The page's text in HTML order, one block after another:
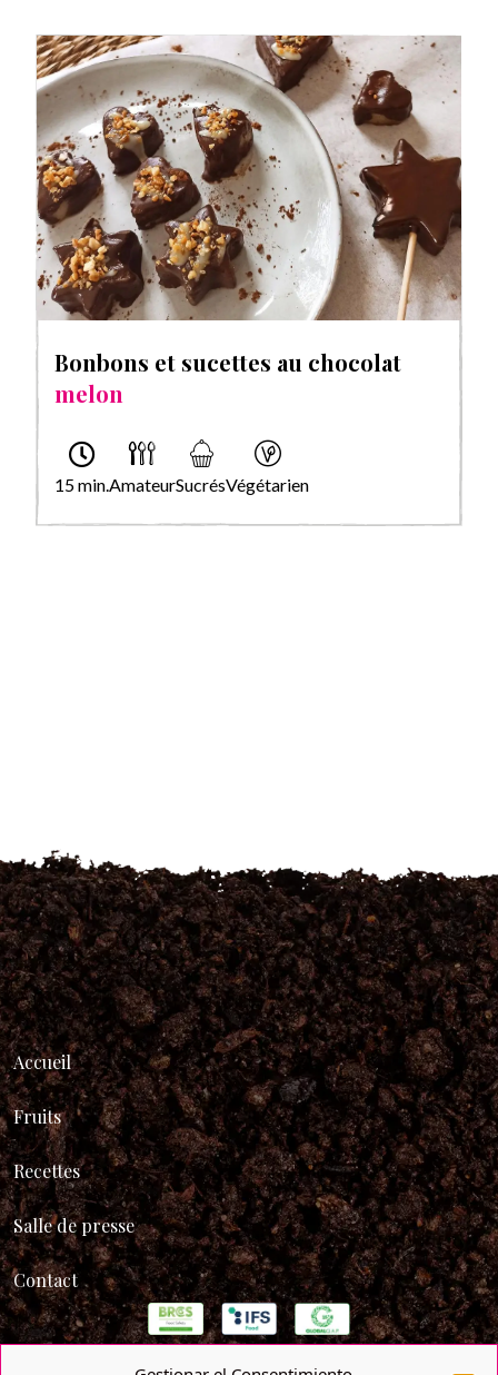
Bonbons et sucettes au chocolat
melon
15 min. AmateurSucrésVégétarien
Accueil
Fruits
Recettes
Salle de presse
Contact